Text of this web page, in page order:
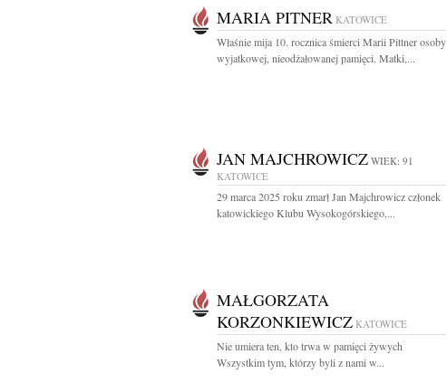
MARIA PITNER KATOWICE
Właśnie mija 10. rocznica śmierci Marii Pittner osoby
wyjatkowej, nieodżałowanej pamięci. Matki,...
JAN MAJCHROWICZ WIEK: 91
KATOWICE
29 marca 2025 roku zmarł Jan Majchrowicz członek
katowickiego Klubu Wysokogórskiego,...
MAŁGORZATA
KORZONKIEWICZ KATOWICE
Nie umiera ten, kto trwa w pamięci żywych
Wszystkim tym, którzy byli z nami w...